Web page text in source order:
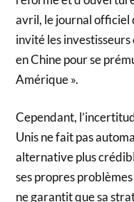
avril, le journal officiel
invité les
en Chine pour se
Amérique ».
Cependant,
Unis ne fait pas
alternative plus
ses propres
ne garantit que sa